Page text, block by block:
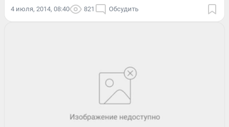
4 июля, 2014, 08:40 821 Обсудить